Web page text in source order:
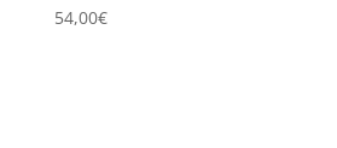
54,00€